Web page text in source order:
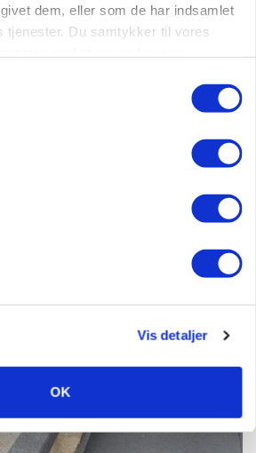
dem, eller som de har indsamlet
tjenester. Du samtykker til vores
Vis detaljer
OK